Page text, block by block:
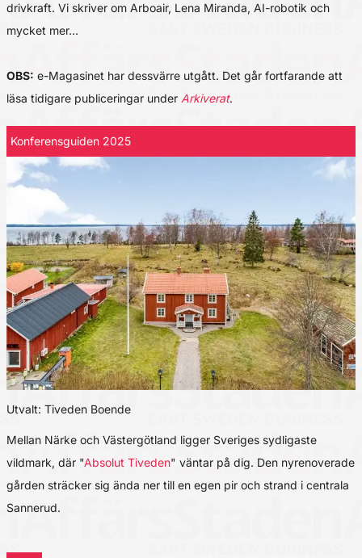
drivkraft. Vi skriver om Arboair, Lena Miranda, AI-robotik och
mycket mer…
OBS: e-Magasinet har dessvärre utgått. Det går fortfarande att
läsa tidigare publiceringar under Arkiverat.
Konferensguiden 2025
Utvalt: Tiveden Boende
Mellan Närke och Västergötland ligger Sveriges sydligaste
vildmark, där "Absolut Tiveden" väntar på dig. Den nyrenoverade
gården sträcker sig ända ner till en egen pir och strand i centrala
Sannerud.